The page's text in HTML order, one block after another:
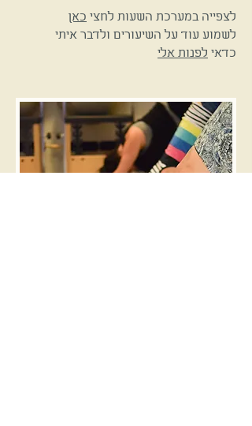
לצפייה במערכת השעות לחצי כאן
לשמוע עוד על השיעורים ולדבר איתי
כדאי לפנות אלי